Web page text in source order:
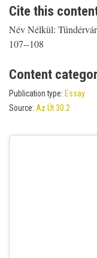
Cite this
Név Nélkül:
107--108
Content
Publication type: Essay
Source: Az Út 30.2